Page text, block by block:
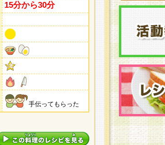
15分から30分
手伝ってもらった